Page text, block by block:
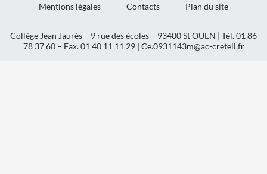
Mentions légales Contacts Plan du site
Collège Jean Jaurès – 9 rue des écoles – 93400 St OUEN | Tél. 01 86
78 37 60 – Fax. 01 40 11 11 29 | Ce.0931143m@ac-creteil.fr